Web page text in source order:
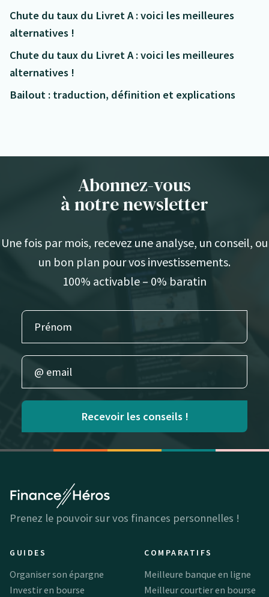
Chute du taux du Livret A : voici les meilleures
alternatives !
Chute du taux du Livret A : voici les meilleures
alternatives !
Bailout : traduction, définition et explications
Abonnez-vous
à notre newsletter
Une fois par mois, recevez une analyse, un conseil, ou
un bon plan pour vos investissements.
100% activable – 0% baratin
Recevoir les conseils !
Prenez le pouvoir sur vos finances personnelles !
GUIDES
Organiser son épargne
Investir en bourse
COMPARATIFS
Meilleure banque en ligne
Meilleur courtier en bourse